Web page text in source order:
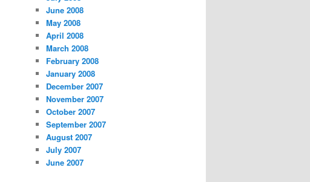
June 2008
May 2008
April 2008
March 2008
February 2008
January 2008
December 2007
November 2007
October 2007
September 2007
August 2007
July 2007
June 2007